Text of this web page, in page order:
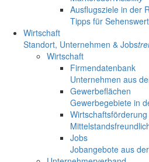
Ausflugsziele in der
Tipps für
Wirtschaft
Standort, Unternehmen & Jobs
Wirtschaft
Firmendatenbank
Unternehmen aus
Gewerbeflächen
Gewerbegebiete in
Wirtschaftsförderung
Jobs
Jobangebote aus